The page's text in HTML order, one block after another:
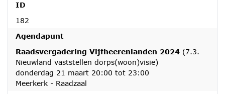
ID
182
Agendapunt
Raadsvergadering Vijfheerenlanden 2024 (7.3.
Nieuwland vaststellen dorps(woon)visie)
donderdag 21 maart 20:00 tot 23:00
Meerkerk - Raadzaal